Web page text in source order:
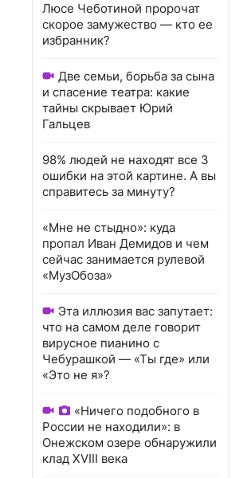
Люсе Чеботиной пророчат
скорое замужество — кто ее
избранник?
Две семьи, борьба за сына
и спасение театра: какие
тайны скрывает Юрий
Гальцев
98% людей не находят все 3
ошибки на этой картине. А вы
справитесь за минуту?
«Мне не стыдно»: куда
пропал Иван Демидов и чем
сейчас занимается рулевой
«МузОбоза»
Эта иллюзия вас запутает:
что на самом деле говорит
вирусное пианино с
Чебурашкой — «Ты где» или
«Это не я»?
«Ничего подобного в
России не находили»: в
Онежском озере обнаружили
клад XVIII века